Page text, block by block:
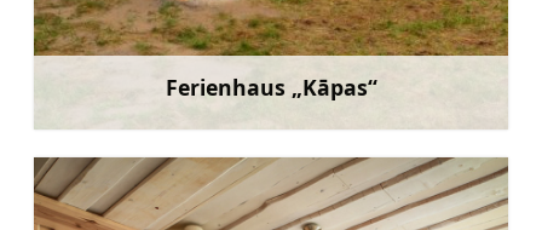
Ferienhaus „Kāpas“